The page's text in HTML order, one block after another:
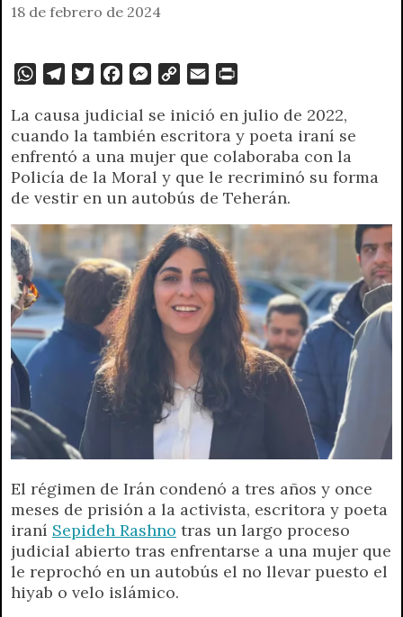
18 de febrero de 2024
W
a
t
s
A
p
p
l
e
g
r
a
m
i
t
t
e
r
c
e
b
o
o
k
M
s
s
e
n
g
e
r
p
y
L
i
n
k
a
i
i
n
t
F
r
i
d
l
y
La causa judicial se inició en julio de 2022,
cuando la también escritora y poeta iraní se
enfrentó a una mujer que colaboraba con la
Policía de la Moral y que le recriminó su forma
de vestir en un autobús de Teherán.
El régimen de Irán condenó a tres años y once
meses de prisión a la activista, escritora y poeta
iraní Sepideh Rashno tras un largo proceso
judicial abierto tras enfrentarse a una mujer que
le reprochó en un autobús el no llevar puesto el
hiyab o velo islámico.